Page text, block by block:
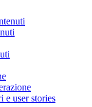
e user stories